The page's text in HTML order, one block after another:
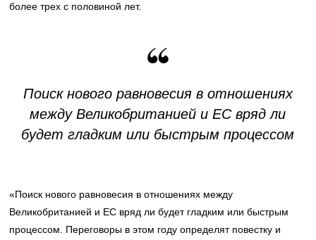
более трех с половиной лет.
Поиск нового равновесия в отношениях
между Великобританией и ЕС вряд ли
будет гладким или быстрым процессом
«Поиск нового равновесия в отношениях между
Великобританией и ЕС вряд ли будет гладким или быстрым
процессом. Переговоры в этом году определят повестку и